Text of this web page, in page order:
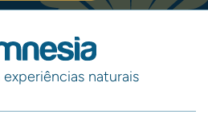
experiências naturais